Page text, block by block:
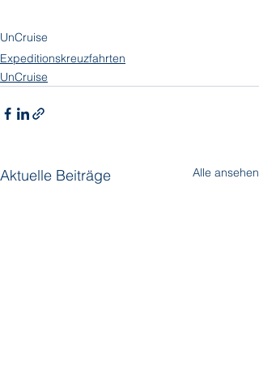
UnCruise
Expeditionskreuzfahrten
UnCruise
Aktuelle Beiträge Alle ansehen